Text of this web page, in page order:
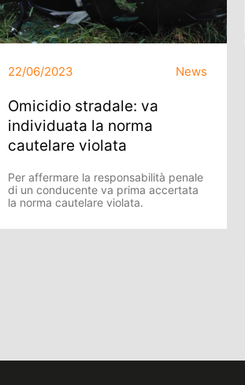
22/06/2023 News
Omicidio stradale: va
individuata la norma
cautelare violata
Per affermare la responsabilità penale
di un conducente va prima accertata
la norma cautelare violata.